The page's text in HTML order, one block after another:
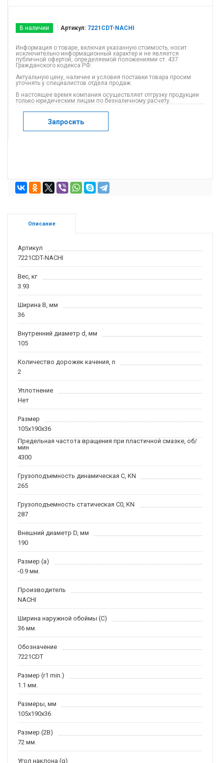
В наличии Артикул: 7221CDT-NACHI
Информация о товаре, включая указанную стоимость, носит
исключительно информационный характер и не является
публичной офертой, определяемой положениями ст. 437
Гражданского кодекса РФ.
Актуальную цену, наличие и условия поставки товара просим
уточнять у специалистов отдела продаж.
В настоящее время компания осуществляет отгрузку продукции
только юридическим лицам по безналичному расчету.
Запросить
Описание
Артикул
7221CDT-NACHI
Вес, кг
3.93
Ширина B, мм
36
Внутренний диаметр d, мм
105
Количество дорожек качения, n
2
Уплотнение
Нет
Размер
105x190x36
Предельная частота вращения при пластичной смазке, об/
мин
4300
Грузоподъемность динамическая C, KN
265
Грузоподъемность статическая C0, KN
287
Внешний диаметр D, мм
190
Размер (a)
-0.9 мм.
Производитель
NACHI
Ширина наружной обоймы (C)
36 мм.
Обозначение
7221CDT
Размер (r1 min.)
1.1 мм.
Размеры, мм
105x190x36
Размер (2B)
72 мм.
Угол наклона (α)